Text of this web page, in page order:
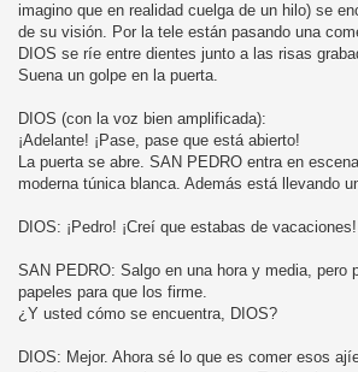
imagino que en realidad cuelga de un hilo) se
de su visión. Por la tele están pasando una
DIOS se ríe entre dientes junto a las risas
Suena un golpe en la puerta.
DIOS (con la voz bien amplificada):
¡Adelante! ¡Pase, pase que está abierto!
La puerta se abre. SAN PEDRO entra en
moderna túnica blanca. Además está llevando
DIOS: ¡Pedro! ¡Creí que estabas de vacaciones!
SAN PEDRO: Salgo en una hora y media, pero
papeles para que los firme.
¿Y usted cómo se encuentra, DIOS?
DIOS: Mejor. Ahora sé lo que es comer esos